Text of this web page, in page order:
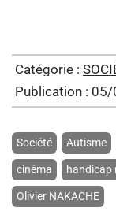
Catégorie :
Publication :
Société Autisme
cinéma handicap
Olivier NAKACHE